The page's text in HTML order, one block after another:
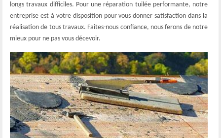
longs travaux difficiles. Pour une réparation tuilée performante, notre
entreprise est à votre disposition pour vous donner satisfaction dans la
réalisation de tous travaux. Faites-nous confiance, nous ferons de notre
mieux pour ne pas vous décevoir.